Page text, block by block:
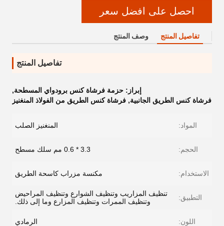
احصل على افضل سعر
تفاصيل المنتج وصف المنتج
تفاصيل المنتج
إبراز: حزمة فرشاة كنس برودواي المسطحة,
فرشاة كنس الطريق الجانبية, فرشاة كنس الطريق من الفولاذ المنغنيز
المواد: المنغنيز الصلب
الحجم: 3.3 * 0.6 مم سلك مسطح
الاستخدام: مكنسة مزراب كاسحة الطريق
التطبيق:
تنظيف المزاريب وتنظيف الشوارع وتنظيف المراحيض
وتنظيف الممرات وتنظيف المزارع وما إلى ذلك.
اللون: الرمادي